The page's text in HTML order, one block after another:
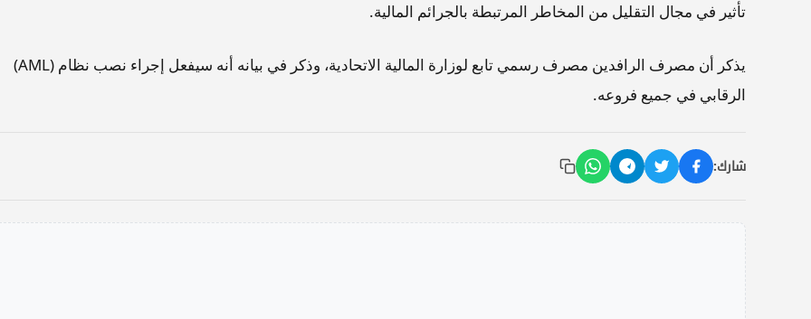
تأثير في مجال التقليل من المخاطر المرتبطة بالجرائم المالية.
يذكر أن مصرف الرافدين مصرف رسمي تابع لوزارة المالية الاتحادية، وذكر في بيانه أنه سيفعل إجراء نصب نظام (AML)
الرقابي في جميع فروعه.
شارك: